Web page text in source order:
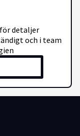
detaljer
och i team